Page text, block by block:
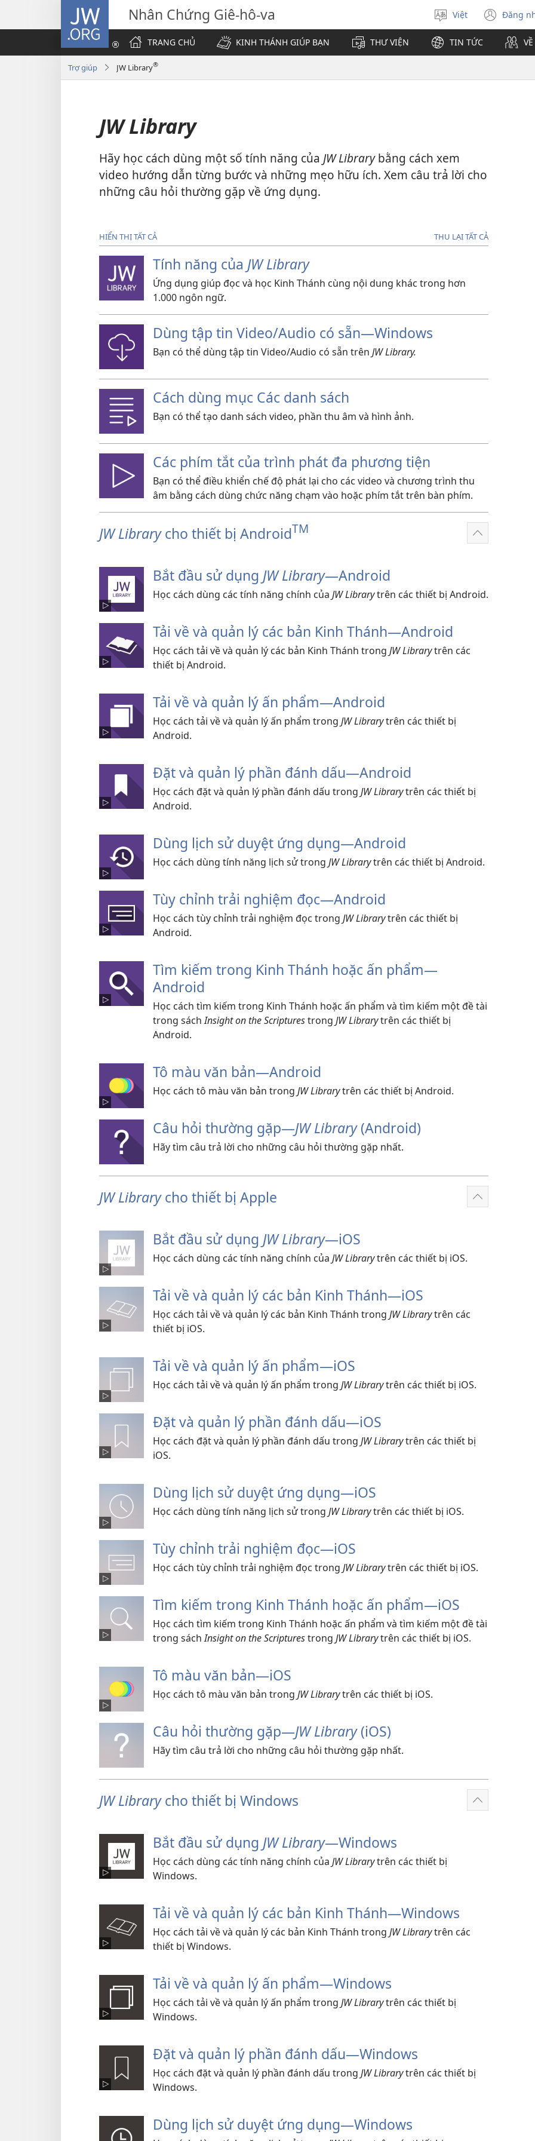
JW.ORG Nhân Chứng Giê-hô-va
Chọn
ngôn
ngữ
Việt Đăng(mở
cửa
sổ
mới)
TRANG CHỦ KINH THÁNH GIÚP BẠN THƯ VIỆN TIN TỨC
Trợ giúp JW Library®
JW Library
Hãy học cách dùng một số tính năng của JW Librarybằng cách xem
video hướng dẫn từng bước và những mẹo hữu ích. Xem câu trả lời cho
những câu hỏi thường gặp về ứng dụng.
HIỂN THỊ TẤT CẢ THU LẠI TẤT CẢ
Tính năng của JW Library
Ứng dụng giúp đọc và học Kinh Thánh cùng nội dung khác trong hơn
1.000 ngôn ngữ.
Dùng tập tin Video/Audio có sẵn—Windows
Bạn có thể dùng tập tin Video/Audio có sẵn trên JW Library.
Cách dùng mục Các danh sách
Bạn có thể tạo danh sách video, phần thu âm và hình ảnh.
Các phím tắt của trình phát đa phương tiện
Bạn có thể điều khiển chế độ phát lại cho các video và chương trình thu
âm bằng cách dùng chức năng chạm vào hoặc phím tắt trên bàn phím.
JW Librarycho thiết bị AndroidTM
Hiển
Bắt đầu sử dụng JW Library​—Android
Học cách dùng các tính năng chính của JW Librarytrên các thiết bị Android.
Tải về và quản lý các bản Kinh Thánh​—Android
Học cách tải về và quản lý các bản Kinh Thánh trong JW Librarytrên các
thiết bị Android.
Tải về và quản lý ấn phẩm​—Android
Học cách tải về và quản lý ấn phẩm trong JW Librarytrên các thiết bị
Android.
Đặt và quản lý phần đánh dấu​—Android
Học cách đặt và quản lý phần đánh dấu trong JW Librarytrên các thiết bị
Android.
Dùng lịch sử duyệt ứng dụng​—Android
Học cách dùng tính năng lịch sử trong JW Librarytrên các thiết bị Android.
Tùy chỉnh trải nghiệm đọc​—Android
Học cách tùy chỉnh trải nghiệm đọc trong JW Librarytrên các thiết bị
Android.
Tìm kiếm trong Kinh Thánh hoặc ấn phẩm​—
Android
Học cách tìm kiếm trong Kinh Thánh hoặc ấn phẩm và tìm kiếm một đề tài
trong sáchInsight on the Scripturestrong JW Librarytrên các thiết bị
Android.
Tô màu văn bản​—Android
Học cách tô màu văn bản trong JW Librarytrên các thiết bị Android.
Câu hỏi thường gặp​—JW Library(Android)
Hãy tìm câu trả lời cho những câu hỏi thường gặp nhất.
JW Librarycho thiết bị Apple
Hiển
Bắt đầu sử dụng JW Library​—iOS
Học cách dùng các tính năng chính của JW Librarytrên các thiết bị iOS.
Tải về và quản lý các bản Kinh Thánh​—iOS
Học cách tải về và quản lý các bản Kinh Thánh trong JW Librarytrên các
thiết bị iOS.
Tải về và quản lý ấn phẩm​—iOS
Học cách tải về và quản lý ấn phẩm trong JW Librarytrên các thiết bị iOS.
Đặt và quản lý phần đánh dấu​—iOS
Học cách đặt và quản lý phần đánh dấu trong JW Librarytrên các thiết bị
iOS.
Dùng lịch sử duyệt ứng dụng​—iOS
Học cách dùng tính năng lịch sử trong JW Librarytrên các thiết bị iOS.
Tùy chỉnh trải nghiệm đọc​—iOS
Học cách tùy chỉnh trải nghiệm đọc trong JW Librarytrên các thiết bị iOS.
Tìm kiếm trong Kinh Thánh hoặc ấn phẩm​—iOS
Học cách tìm kiếm trong Kinh Thánh hoặc ấn phẩm và tìm kiếm một đề tài
trong sáchInsight on the Scripturestrong JW Librarytrên các thiết bị iOS.
Tô màu văn bản​—iOS
Học cách tô màu văn bản trong JW Librarytrên các thiết bị iOS.
Câu hỏi thường gặp​—JW Library(iOS)
Hãy tìm câu trả lời cho những câu hỏi thường gặp nhất.
JW Librarycho thiết bị Windows
Hiển
Bắt đầu sử dụng JW Library​—Windows
Học cách dùng các tính năng chính của JW Librarytrên các thiết bị
Windows.
Tải về và quản lý các bản Kinh Thánh​—Windows
Học cách tải về và quản lý các bản Kinh Thánh trong JW Librarytrên các
thiết bị Windows.
Tải về và quản lý ấn phẩm​—Windows
Học cách tải về và quản lý ấn phẩm trong JW Librarytrên các thiết bị
Windows.
Đặt và quản lý phần đánh dấu​—Windows
Học cách đặt và quản lý phần đánh dấu trong JW Librarytrên các thiết bị
Windows.
Dùng lịch sử duyệt ứng dụng​—Windows